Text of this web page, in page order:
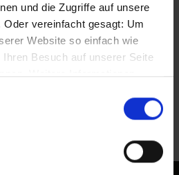
und die Zugriffe auf unsere
vereinfacht gesagt: Um
Website so einfach wie
Besuch auf unserer Seite
Weitere Informationen